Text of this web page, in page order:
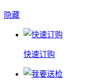
隐藏
快速订购